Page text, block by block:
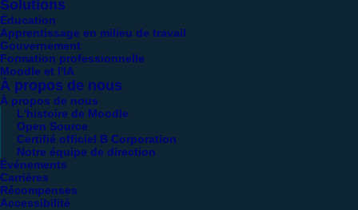
Solutions
Éducation
Apprentissage en milieu de travail
Gouvernement
Formation professionnelle
Moodle et l'IA
À propos de nous
À propos de nous
L'histoire de Moodle
Open Source
Certifié officiel B Corporation
Notre équipe de direction
Événements
Carrières
Récompenses
Accessibilité